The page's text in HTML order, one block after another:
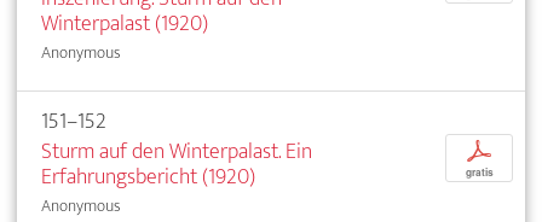
Winterpalast (1920)
Anonymous
151–152
Sturm auf den Winterpalast. Ein
Erfahrungsbericht (1920)
Anonymous
p
gratis